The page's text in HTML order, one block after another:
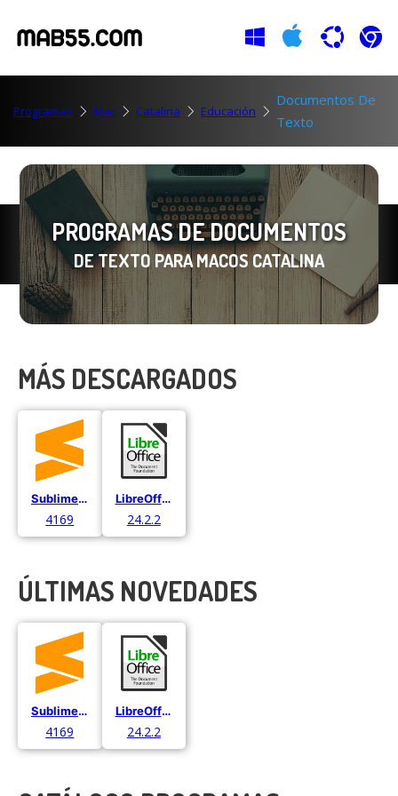
Programas Mac Catalina Educación
Documentos De
Texto
PROGRAMAS DE DOCUMENTOS
DE TEXTO PARA MACOS CATALINA
MÁS DESCARGADOS
Sublime Text
4169
LibreOffice
24.2.2
ÚLTIMAS NOVEDADES
Sublime Text
4169
LibreOffice
24.2.2